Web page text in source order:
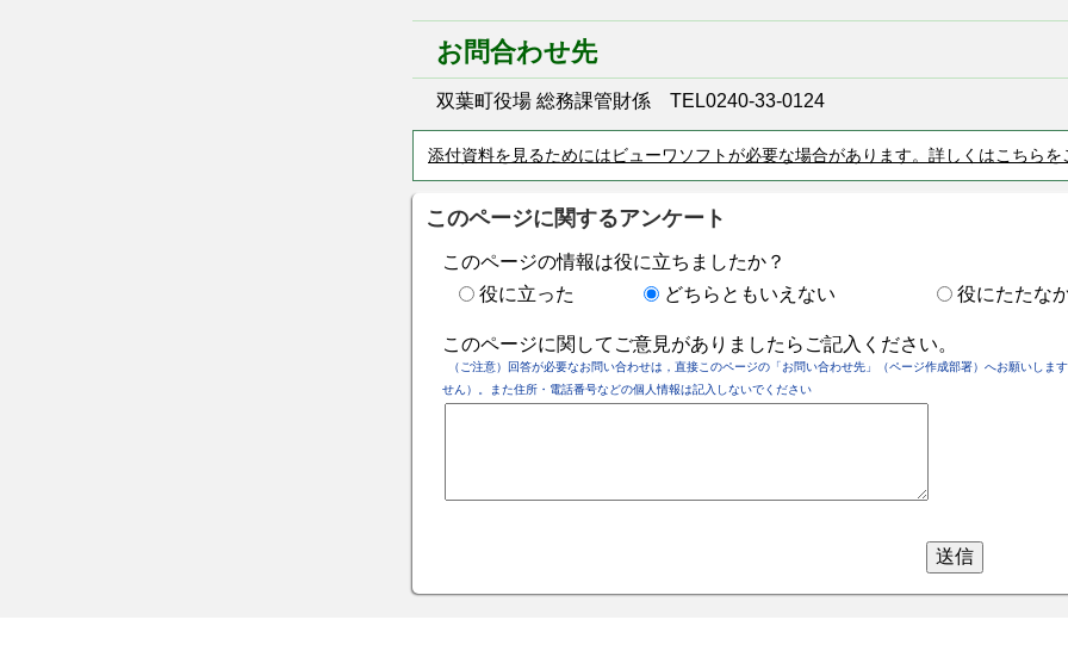
お問合わせ先
双葉町役場 総務課管財係 TEL0240-33-0124
添付資料を見るためにはビューワソフトが必要な場合があります。詳しくはこちらを
このページに関するアンケート
このページの情報は役に立ちましたか？
役に立った
どちらともいえない 役にたたな
このページに関してご意見がありましたらご記入ください。
（ご注意）回答が必要なお問い合わせは，直接このページの「お問い合わせ先」（ページ作成部署）へお願いしま
せん）。また住所・電話番号などの個人情報は記入しないでください